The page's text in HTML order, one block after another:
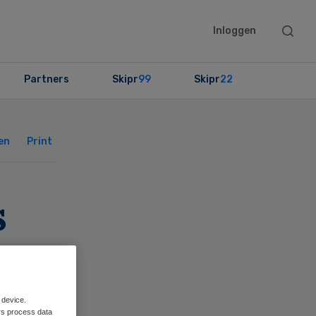
Inloggen
Search
Partners Skipr99 Skipr22
Print
process data